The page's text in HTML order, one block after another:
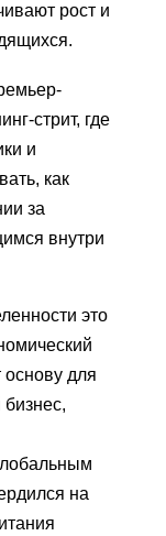
рост и
стрит, где
и
как
за
внутри
это
основу для
на